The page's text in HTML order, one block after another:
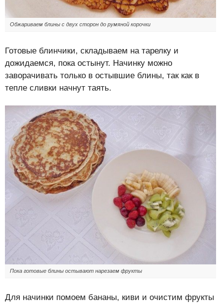
Обжариваем блины с двух сторон до румяной корочки
Готовые блинчики, складываем на тарелку и
дожидаемся, пока остынут. Начинку можно
заворачивать только в остывшие блины, так как в
тепле сливки начнут таять.
Пока готовые блины остывают нарезаем фрукты
Для начинки помоем бананы, киви и очистим фрукты